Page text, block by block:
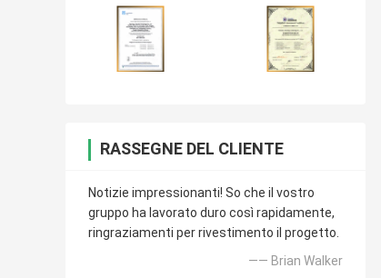
RASSEGNE DEL CLIENTE
Notizie impressionanti! So che il vostro
gruppo ha lavorato duro così rapidamente,
ringraziamenti per rivestimento il progetto.
—— Brian Walker